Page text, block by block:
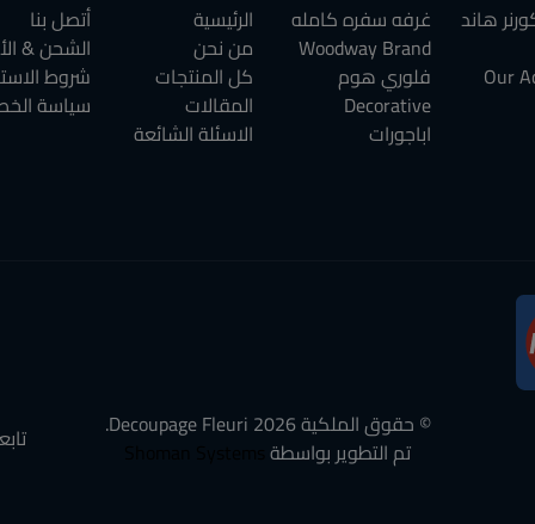
هاند
Our
غرفه سفره كامله
Woodway Brand
فلوري هوم
Decorative
اباجورات
الرئيسية
من نحن
كل المنتجات
المقالات
الاسئلة الشائعة
أتصل بنا
الشحن &
شروط
سياسة
© حقوق الملكية2026
تم التطوير بواسطة